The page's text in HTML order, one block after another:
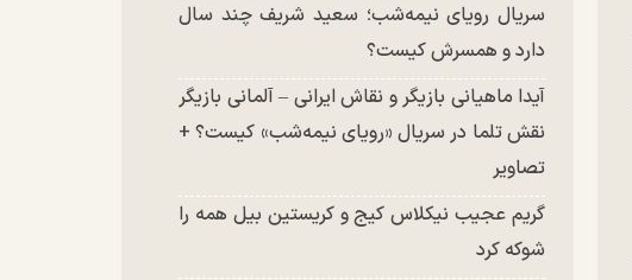
سریال رویای نیمه‌شب؛ سعید شریف چند سال
دارد و همسرش کیست؟
آیدا ماهیانی بازیگر و نقاش ایرانی – آلمانی بازیگر
نقش تلما در سریال «رویای نیمه‌شب» کیست؟ +
تصاویر
گریم عجیب نیکلاس کیج و کریستین بیل همه را
شوکه کرد